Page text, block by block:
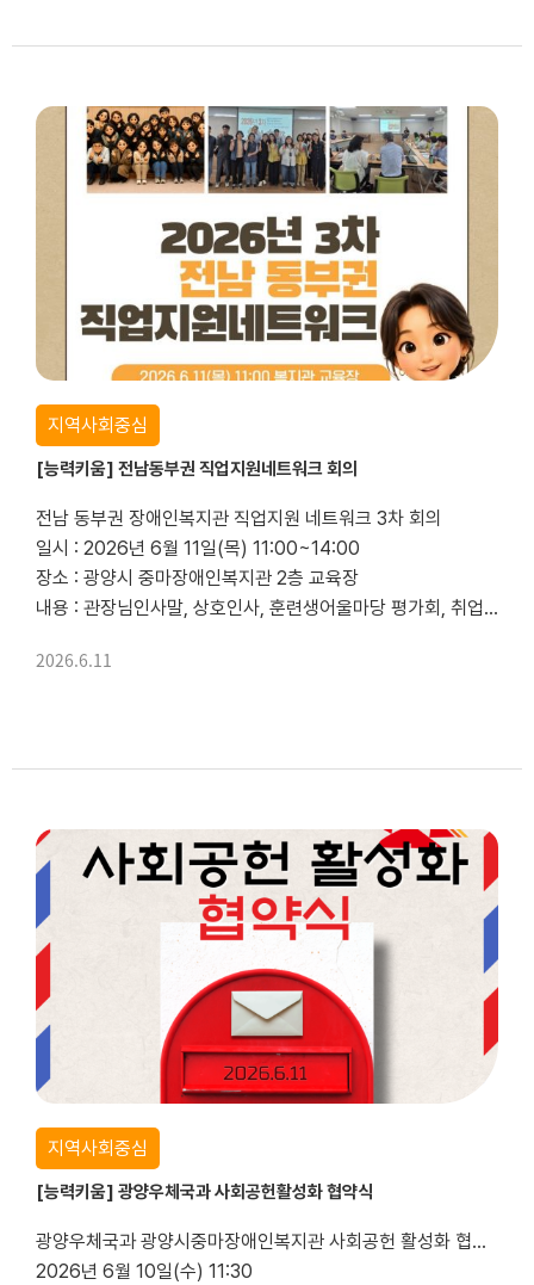
6월 12일 아침, 복지관 강당이 평소보다 조금 더 일찍 북적였습니다.오전 9시라는 이른 시간이었지만, 강당 안에는 설렘 가득한 목소리와 웃음소리가 하나둘 모여들고 있었습니다.“오늘 어디 간다고 했죠?...
지역사회중심
[능력키움] 전남동부권 직업지원네트워크 회의
전남 동부권 장애인복지관 직업지원 네트워크 3차 회의
일시 : 2026년 6월 11일(목) 11:00~14:00
장소 : 광양시 중마장애인복지관 2층 교육장
내용 : 관장님인사말, 상호인사, 훈련생어울마당 평가회, 취업자어울마당 계획, 기념사진촬영, 점심식사 등
2026.6.11
지역사회중심
[능력키움] 광양우체국과 사회공헌활성화 협약식
광양우체국과 광양시중마장애인복지관 사회공헌 활성화 협약식
2026년 6월 10일(수) 11:30